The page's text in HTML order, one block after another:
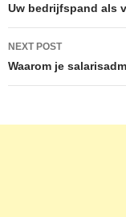
navigation
Uw bedrijfspand als
NEXT POST
Waarom je